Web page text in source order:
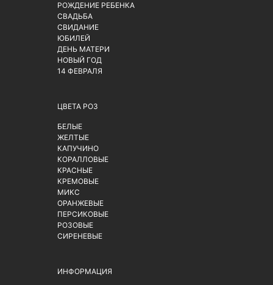
РОЖДЕНИЕ РЕБЕНКА
СВАДЬБА
СВИДАНИЕ
ЮБИЛЕЙ
ДЕНЬ МАТЕРИ
НОВЫЙ ГОД
14 ФЕВРАЛЯ
ЦВЕТА РОЗ
БЕЛЫЕ
ЖЕЛТЫЕ
КАПУЧИНО
КОРАЛЛОВЫЕ
КРАСНЫЕ
КРЕМОВЫЕ
МИКС
ОРАНЖЕВЫЕ
ПЕРСИКОВЫЕ
РОЗОВЫЕ
СИРЕНЕВЫЕ
ИНФОРМАЦИЯ